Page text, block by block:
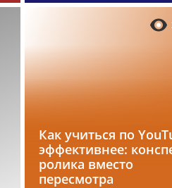
Как учиться по
эффективнее:
ролика вместо
пересмотра